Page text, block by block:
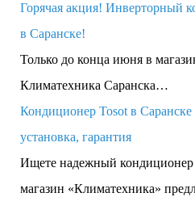
Горячая акция! Инверторный
в Саранске!
Только до конца июня в
Климатехника Саранска…
Кондиционер Tosot в
установка, гарантия
Ищете надежный кондиционер
магазин «Климатехника»